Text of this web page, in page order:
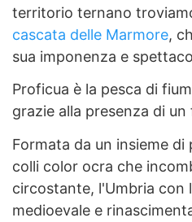
territorio ternano
cascata delle Marmore,
sua imponenza e
Proficua è la pesca di
grazie alla presenza di
Formata da un insieme
colli color ocra che
circostante, l'Umbria con
medioevale e